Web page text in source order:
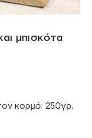
μπισκότα
κορμό: 250γρ.